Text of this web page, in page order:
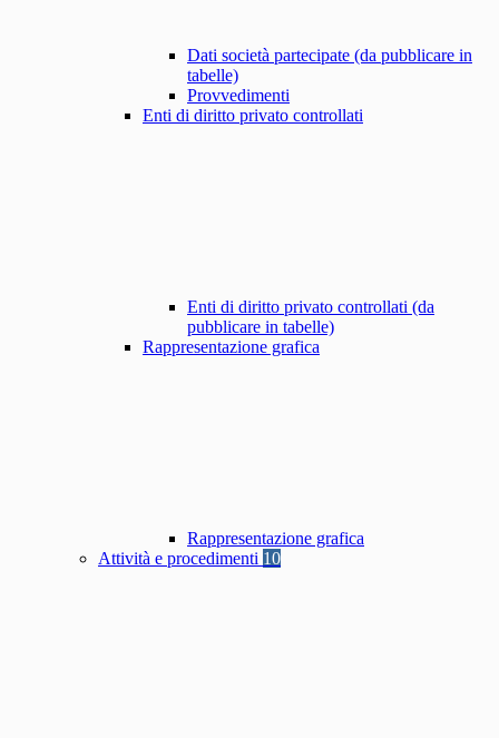
Dati società partecipate (da pubblicare in
tabelle)
Provvedimenti
Enti di diritto privato controllati
Enti di diritto privato controllati (da
pubblicare in tabelle)
Rappresentazione grafica
Rappresentazione grafica
Attività e procedimenti 10